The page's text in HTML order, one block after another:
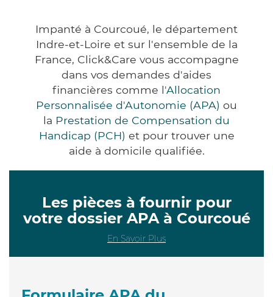
Impanté à Courcoué, le département
Indre-et-Loire et sur l'ensemble de la
France, Click&Care vous accompagne
dans vos demandes d'aides
financières comme l'Allocation
Personnalisée d'Autonomie (APA) ou
la Prestation de Compensation du
Handicap (PCH) et pour trouver une
aide à domicile qualifiée.
Les pièces à fournir pour
votre dossier APA à Courcoué
En Savoir Plus